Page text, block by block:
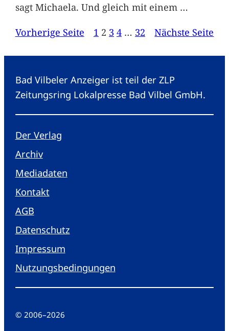
sagt Michaela. Und gleich mit einem …
Vorherige Seite
1 2 3 4 … 32 Nächste Seite
Bad Vilbeler Anzeiger ist teil der ZLP
Zeitungsring Lokalpresse Bad Vilbel GmbH.
Der Verlag
Archiv
Mediadaten
Kontakt
AGB
Datenschutz
Impressum
Nutzungsbedingungen
© 2006–2026